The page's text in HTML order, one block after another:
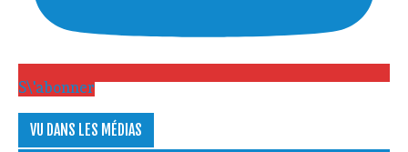
S\'abonner
VU DANS LES MÉDIAS